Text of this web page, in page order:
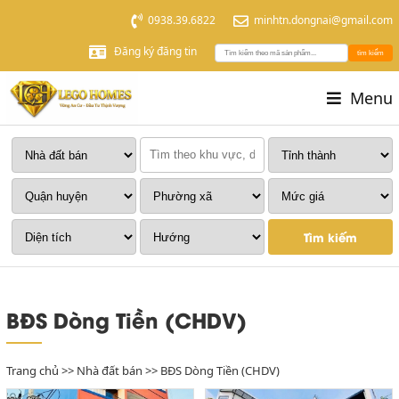
0938.39.6822 minhtn.dongnai@gmail.com
Đăng ký đăng tin tìm kiếm
Menu
Tìm kiếm
BĐS Dòng Tiền (CHDV)
Trang chủ >> Nhà đất bán >> BĐS Dòng Tiền (CHDV)